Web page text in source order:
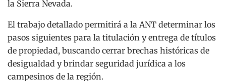
la Sierra Nevada.
El trabajo detallado permitirá a la ANT determinar los
pasos siguientes para la titulación y entrega de títulos
de propiedad, buscando cerrar brechas históricas de
desigualdad y brindar seguridad jurídica a los
campesinos de la región.